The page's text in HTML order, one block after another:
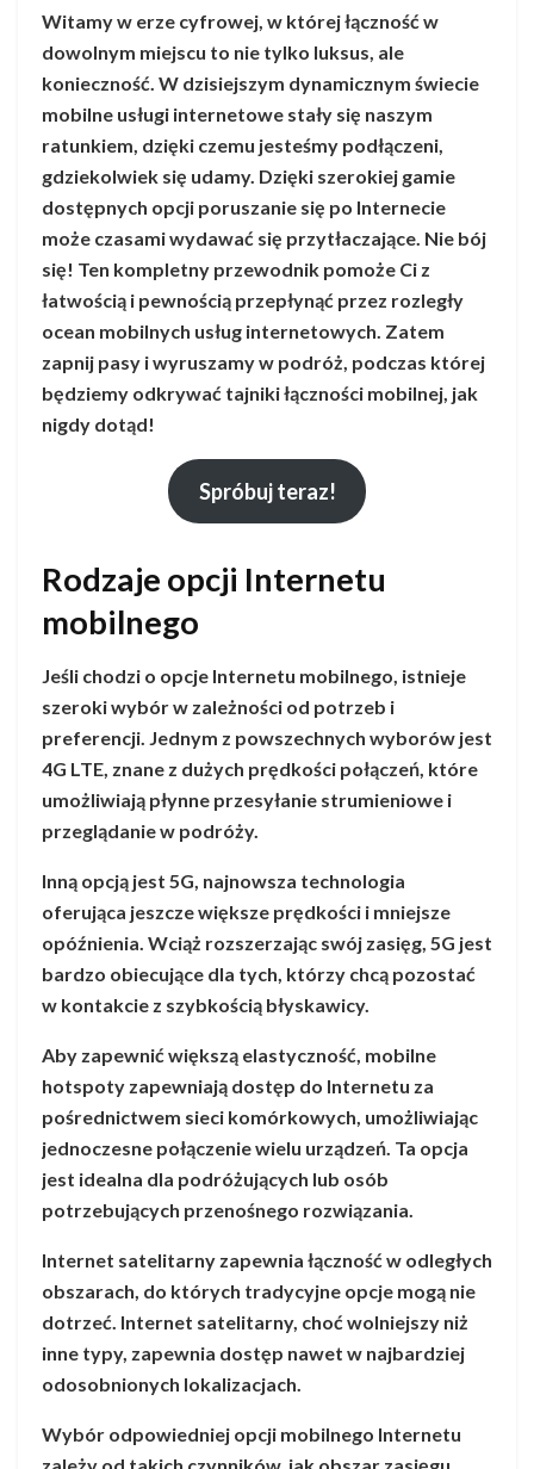
Witamy w erze cyfrowej, w której łączność w
dowolnym miejscu to nie tylko luksus, ale
konieczność. W dzisiejszym dynamicznym świecie
mobilne usługi internetowe stały się naszym
ratunkiem, dzięki czemu jesteśmy podłączeni,
gdziekolwiek się udamy. Dzięki szerokiej gamie
dostępnych opcji poruszanie się po Internecie
może czasami wydawać się przytłaczające. Nie bój
się! Ten kompletny przewodnik pomoże Ci z
łatwością i pewnością przepłynąć przez rozległy
ocean mobilnych usług internetowych. Zatem
zapnij pasy i wyruszamy w podróż, podczas której
będziemy odkrywać tajniki łączności mobilnej, jak
nigdy dotąd!
Spróbuj teraz!
Rodzaje opcji Internetu
mobilnego
Jeśli chodzi o opcje Internetu mobilnego, istnieje
szeroki wybór w zależności od potrzeb i
preferencji. Jednym z powszechnych wyborów jest
4G LTE, znane z dużych prędkości połączeń, które
umożliwiają płynne przesyłanie strumieniowe i
przeglądanie w podróży.
Inną opcją jest 5G, najnowsza technologia
oferująca jeszcze większe prędkości i mniejsze
opóźnienia. Wciąż rozszerzając swój zasięg, 5G jest
bardzo obiecujące dla tych, którzy chcą pozostać
w kontakcie z szybkością błyskawicy.
Aby zapewnić większą elastyczność, mobilne
hotspoty zapewniają dostęp do Internetu za
pośrednictwem sieci komórkowych, umożliwiając
jednoczesne połączenie wielu urządzeń. Ta opcja
jest idealna dla podróżujących lub osób
potrzebujących przenośnego rozwiązania.
Internet satelitarny zapewnia łączność w odległych
obszarach, do których tradycyjne opcje mogą nie
dotrzeć. Internet satelitarny, choć wolniejszy niż
inne typy, zapewnia dostęp nawet w najbardziej
odosobnionych lokalizacjach.
Wybór odpowiedniej opcji mobilnego Internetu